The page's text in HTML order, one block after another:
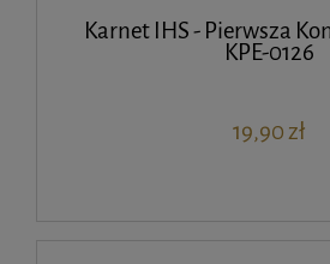
Karnet IHS - Pierwsza
KPE-0126
19,90 zł